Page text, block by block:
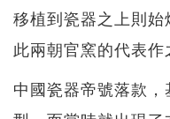
移植到瓷器之上則
此兩朝官窯的代表作
中國瓷器帝號落款